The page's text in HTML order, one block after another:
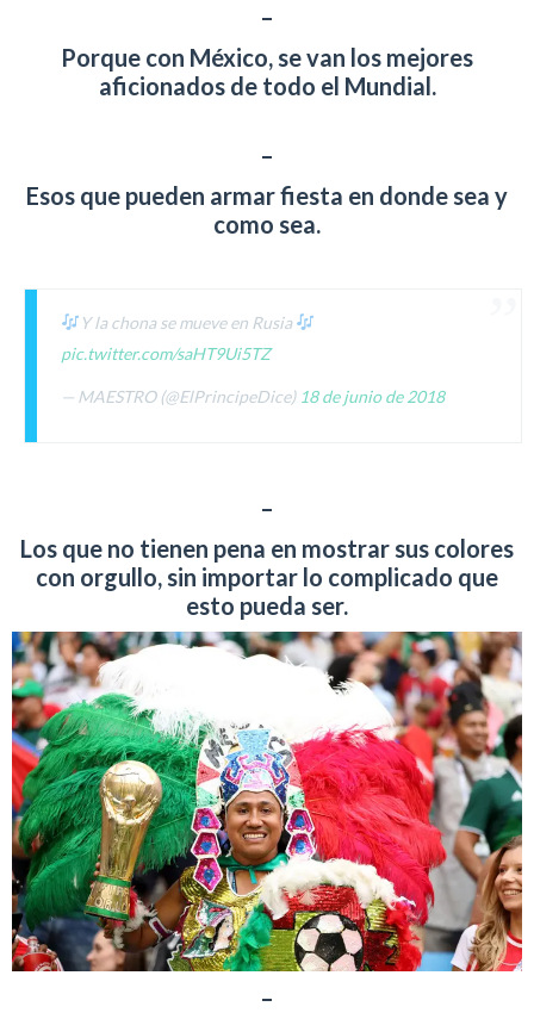
–
Porque con México, se van los mejores
aficionados de todo el Mundial.
–
Esos que pueden armar fiesta en donde sea y
como sea.
Y la chona se mueve en Rusia
pic.twitter.com/saHT9Ui5TZ
— MAESTRO (@ElPrincipeDice) 18 de junio de 2018
–
Los que no tienen pena en mostrar sus colores
con orgullo, sin importar lo complicado que
esto pueda ser.
–